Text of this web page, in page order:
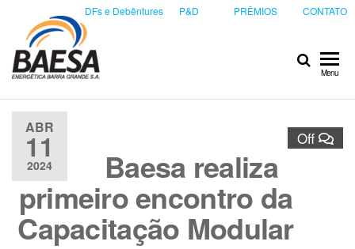
DFs e Debêntures P&D PRÊMIOS CONTATO
Menu
ABR
11
2024
Off
Baesa realiza
primeiro encontro da
Capacitação Modular